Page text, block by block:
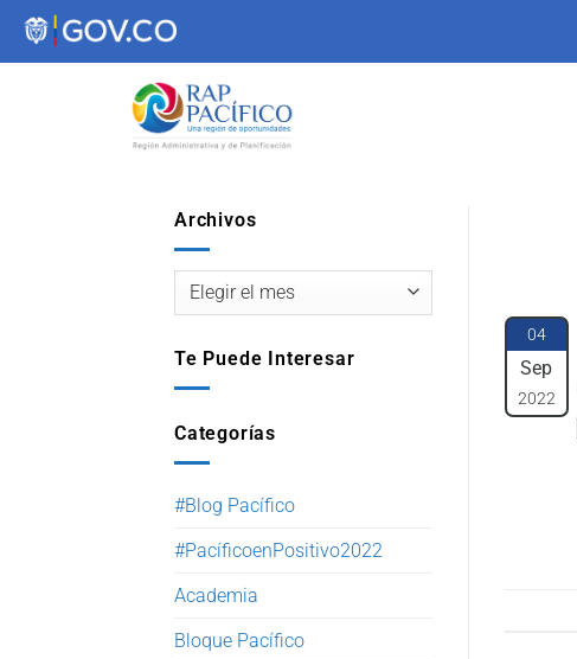
contenido
Archivos
Te Puede Interesar
Categorías
#Blog Pacífico
#PacíficoenPositivo2022
Academia
Bloque Pacífico
04
Sep
2022